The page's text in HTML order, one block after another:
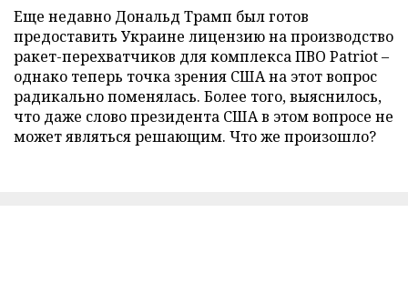
Еще недавно Дональд Трамп был готов
предоставить Украине лицензию на производство
ракет-перехватчиков для комплекса ПВО Patriot –
однако теперь точка зрения США на этот вопрос
радикально поменялась. Более того, выяснилось,
что даже слово президента США в этом вопросе не
может являться решающим. Что же произошло?